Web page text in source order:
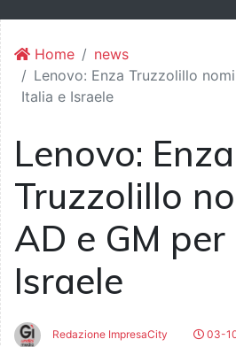
Home
news
Lenovo: Enza Truzzolillo
Italia e Israele
Lenovo: Enza
Truzzolillo
AD e GM
Israele
Redazione ImpresaCity
03-